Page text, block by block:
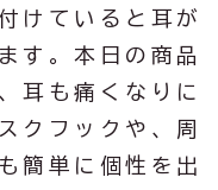
けていると耳が
す。本日の商品
耳も痛くなりに
クフックや、周
簡単に個性を出